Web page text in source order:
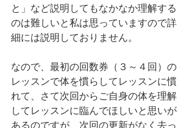
と」など説明してもなかなか理解する
のは難しいと私は思っていますので詳
細には説明しておりません。
なので、最初の回数券（３～４回）の
レッスンで体を慣らしてレッスンに慣
れて、さて次回からご自身の体を理解
してレッスンに臨んでほしいと思いが
あるのですが、次回の更新がなく去っ